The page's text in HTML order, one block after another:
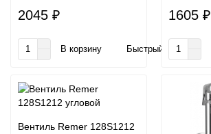
2045 ₽
В корзину Быстрый заказ
1605 ₽
Вентиль Remer 128S1212